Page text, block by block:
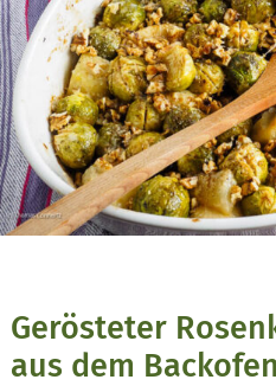
Gerösteter
aus dem Backofen